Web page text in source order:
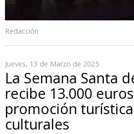
Redacción
Jueves, 13 de Marzo de 2025
La Semana Santa
recibe 13.000
promoción
culturales